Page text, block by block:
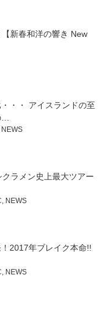
新春和洋の響き New
・・ アイスランドの至
NEWS
ラメン史上最大ツアー
, NEWS
2017年ブレイク本命!!
, NEWS